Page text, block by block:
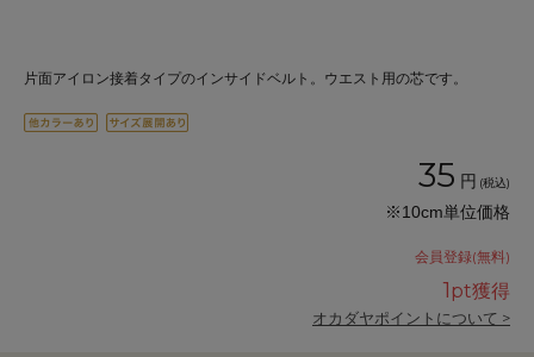
片面アイロン接着タイプのインサイドベルト。ウエスト用の芯です。
35 円 (税込)
※10cm単位価格
会員登録(無料)
1pt獲得
オカダヤポイントについて >